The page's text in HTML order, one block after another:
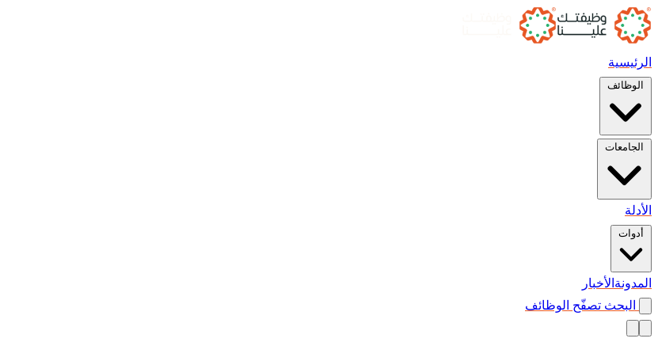
الرئيسية
الوظائف
الجامعات
الأدلة
أدوات
المدونة الأخبار
البحث تصفّح الوظائف